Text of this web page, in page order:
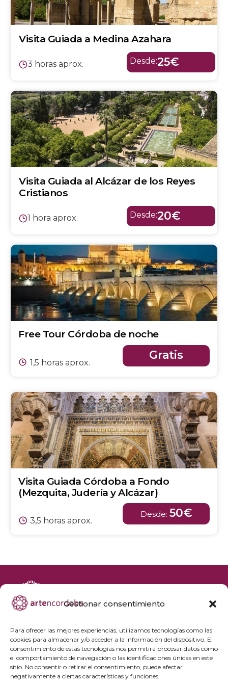
Gestionar consentimiento
Para ofrecer las mejores experiencias, utilizamos tecnologías como las
cookies para almacenar y/o acceder a la información del dispositivo. El
consentimiento de estas tecnologías nos permitirá procesar datos como
el comportamiento de navegación o las identificaciones únicas en este
sitio. No consentir o retirar el consentimiento, puede afectar
negativamente a ciertas características y funciones.
Visita Guiada a Medina Azahara
3 horas aprox. Desde:25€
Visita Guiada al Alcázar de los Reyes
Cristianos
1 hora aprox. Desde:20€
Free Tour Córdoba de noche
1,5 horas aprox.
Gratis
Visita Guiada Córdoba a Fondo
(Mezquita, Judería y Alcázar)
3,5 horas aprox.
Desde: 50€
Agenda cultural
Preguntas frecuentes
Grupos privados